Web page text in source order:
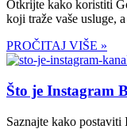
Otkrijte kako koristiti
koji traže vaše usluge,
PROČITAJ VIŠE »
Što je Instagram
Saznajte kako postaviti